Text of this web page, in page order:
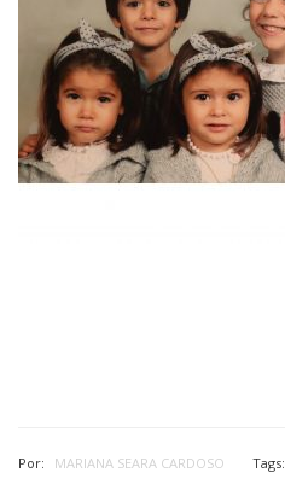
Por: MARIANA SEARA CARDOSO Tags: